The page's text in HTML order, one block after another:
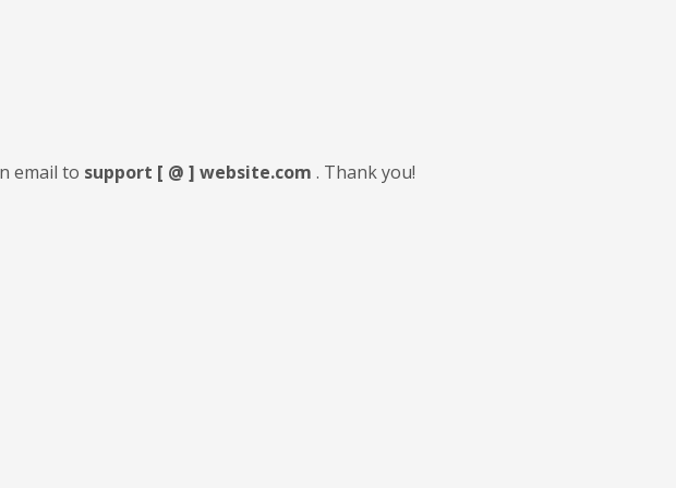
email to support [ @ ] website.com . Thank you!